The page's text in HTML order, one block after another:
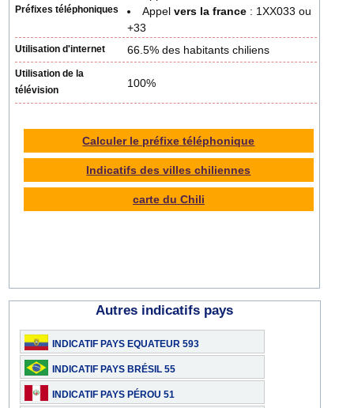
Préfixes téléphoniques
Appelvers la france : 1XX033 ou
+33
Utilisation d'internet 66.5% des habitants chiliens
Utilisation de la
télévision
100%
Calculer le préfixe téléphonique
Indicatifs des villes chiliennes
carte du Chili
Autres indicatifs pays
INDICATIF PAYS EQUATEUR 593
INDICATIF PAYS BRÉSIL 55
INDICATIF PAYS PÉROU 51